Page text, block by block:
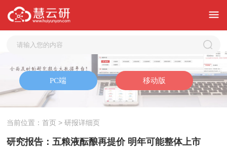
当前位置：首页 > 研报详细页
研究报告：五粮液酝酿再提价 明年可能整体上市